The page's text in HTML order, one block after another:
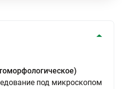
под микроскопом